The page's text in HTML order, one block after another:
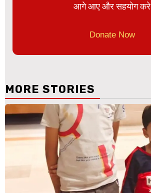
आगे आए और सहयोग करे
Donate Now
MORE STORIES